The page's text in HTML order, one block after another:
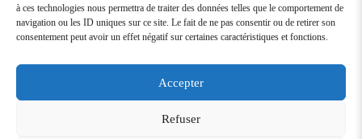
à ces technologies nous permettra de traiter des données telles que le comportement de
navigation ou les ID uniques sur ce site. Le fait de ne pas consentir ou de retirer son
consentement peut avoir un effet négatif sur certaines caractéristiques et fonctions.
Accepter
Refuser
Textile Articles Publicitaires
Infos
Boutique en ligne
Express 24H
Tarifs Revendeurs